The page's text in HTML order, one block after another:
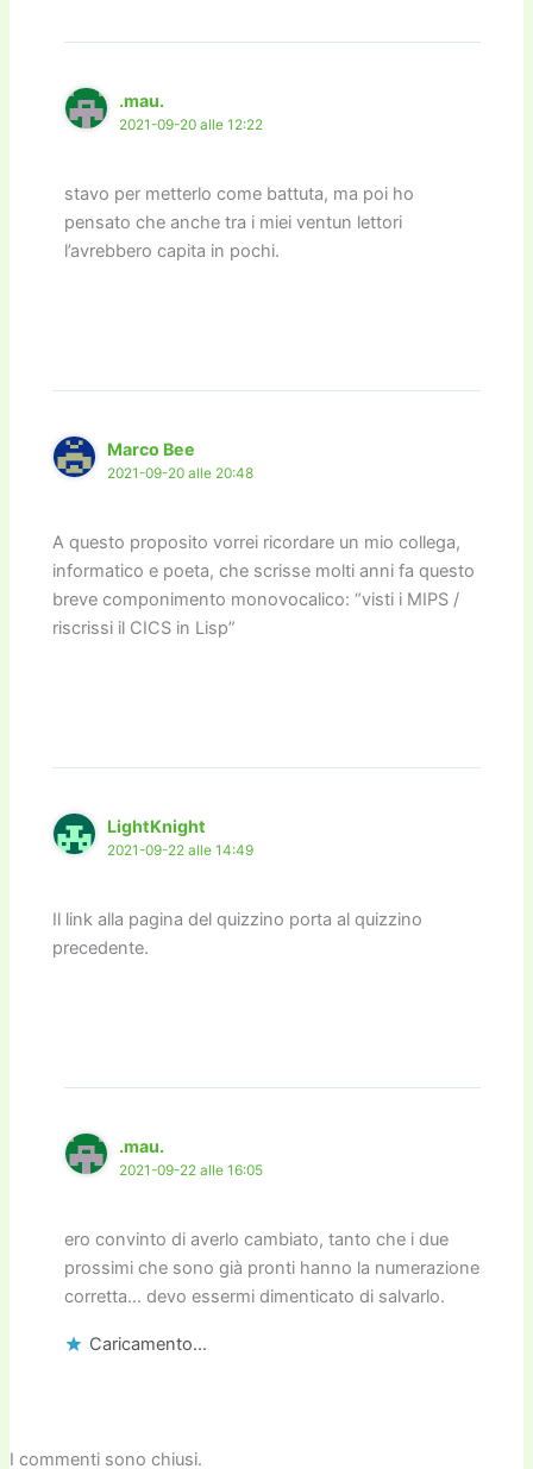
.mau.
2021-09-20 alle 12:22
stavo per metterlo come battuta, ma poi ho
pensato che anche tra i miei ventun lettori
l’avrebbero capita in pochi.
Marco Bee
2021-09-20 alle 20:48
A questo proposito vorrei ricordare un mio collega,
informatico e poeta, che scrisse molti anni fa questo
breve componimento monovocalico: “visti i MIPS /
riscrissi il CICS in Lisp”
LightKnight
2021-09-22 alle 14:49
Il link alla pagina del quizzino porta al quizzino
precedente.
.mau.
2021-09-22 alle 16:05
ero convinto di averlo cambiato, tanto che i due
prossimi che sono già pronti hanno la numerazione
corretta… devo essermi dimenticato di salvarlo.
Caricamento...
I commenti sono chiusi.